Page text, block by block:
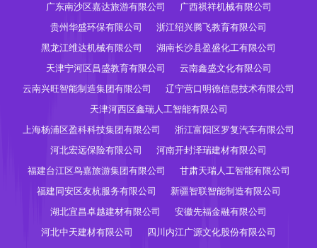
广东南沙区嘉达旅游有限公司
广西祺祥机械有限公司
贵州华盛环保有限公司
浙江绍兴腾飞教育有限公司
黑龙江维达机械有限公司
湖南长沙县盈盛化工有限公司
天津宁河区昌盛教育有限公司
云南鑫盛文化有限公司
云南兴旺智能制造集团有限公司
辽宁营口明德信息技术有限公司
天津河西区鑫瑞人工智能有限公司
上海杨浦区盈科科技集团有限公司
浙江富阳区罗复汽车有限公司
河北宏远保险有限公司
河南开封泽瑞建材有限公司
福建台江区鸟嘉旅游集团有限公司
甘肃天瑞人工智能有限公司
福建同安区友杭服务有限公司
新疆智联智能制造有限公司
湖北宜昌卓越建材有限公司
安徽先福金融有限公司
河北中天建材有限公司
四川内江广源文化股份有限公司